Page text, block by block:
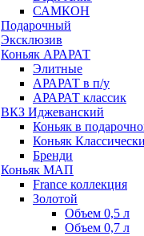
САМКОН
Подарочный
Эксклюзив
Коньяк АРАРАТ
Элитные
АРАРАТ в п/у
АРАРАТ классик
ВКЗ Иджеванский
Коньяк в
Коньяк
Бренди
Коньяк МАП
France коллекция
Золотой
Объем 0,5 л
Объем 0,7 л